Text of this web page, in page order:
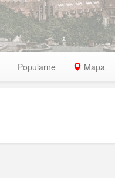
Popularne Mapa